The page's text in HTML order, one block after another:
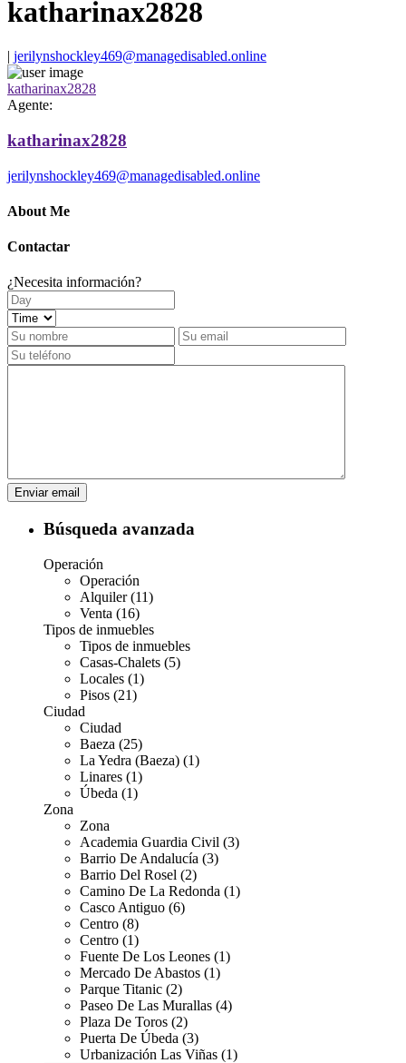
katharinax2828
| jerilynshockley469@managedisabled.online
katharinax2828
Agente:
katharinax2828
jerilynshockley469@managedisabled.online
About Me
Contactar
¿Necesita información?
Búsqueda avanzada
Operación
Operación
Alquiler (11)
Venta (16)
Tipos de inmuebles
Tipos de inmuebles
Casas-Chalets (5)
Locales (1)
Pisos (21)
Ciudad
Ciudad
Baeza (25)
La Yedra (Baeza) (1)
Linares (1)
Úbeda (1)
Zona
Zona
Academia Guardia Civil (3)
Barrio De Andalucía (3)
Barrio Del Rosel (2)
Camino De La Redonda (1)
Casco Antiguo (6)
Centro (8)
Centro (1)
Fuente De Los Leones (1)
Mercado De Abastos (1)
Parque Titanic (2)
Paseo De Las Murallas (4)
Plaza De Toros (2)
Puerta De Úbeda (3)
Urbanización Las Viñas (1)